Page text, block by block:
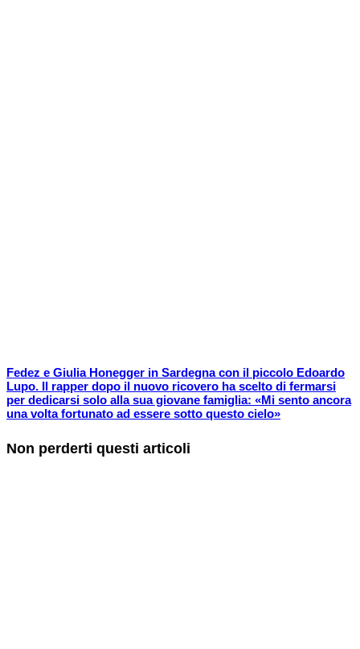
Fedez e Giulia Honegger in Sardegna con il piccolo Edoardo
Lupo. Il rapper dopo il nuovo ricovero ha scelto di fermarsi
per dedicarsi solo alla sua giovane famiglia: «Mi sento ancora
una volta fortunato ad essere sotto questo cielo»
Non perderti questi articoli